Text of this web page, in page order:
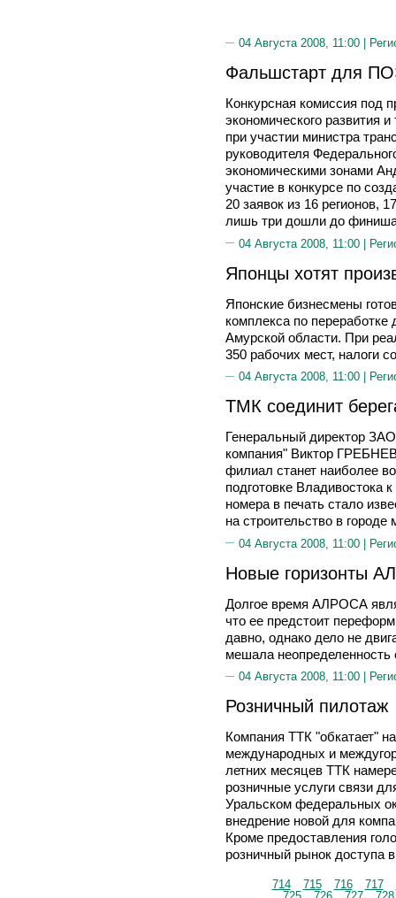
04 Августа 2008, 11:00 |
Фальшстарт для
Конкурсная комиссия под
экономического
при участии министра
руководителя
экономическими зонами
участие в конкурсе по
20 заявок из 16 регионов,
лишь три дошли до
04 Августа 2008, 11:00 |
Японцы хотят
Японские бизнесмены
комплекса по переработке
Амурской области. При
350 рабочих мест, налоги
04 Августа 2008, 11:00 |
ТМК соединит
Генеральный директор
компания" Виктор ГРЕБНЕВ
филиал станет наиболее
подготовке Владивостока
номера в печать стало
на строительство в городе
04 Августа 2008, 11:00 |
Новые горизонты
Долгое время АЛРОСА
что ее предстоит
давно, однако дело не
мешала неопределенность
04 Августа 2008, 11:00 |
Розничный пилотаж
Компания ТТК "обкатает"
международных и
летних месяцев ТТК
розничные услуги связи
Уральском федеральных
внедрение новой для
Кроме предоставления
розничный рынок доступа
714 715 716 717